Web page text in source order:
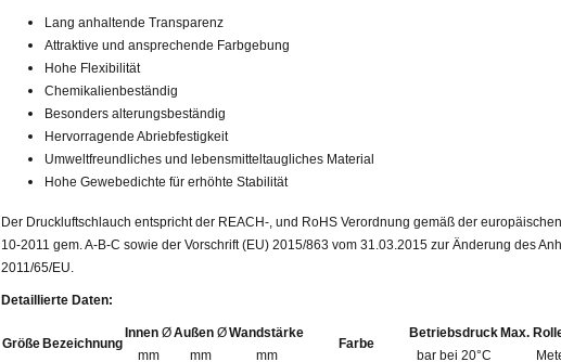
Lang anhaltende Transparenz
Attraktive und ansprechende Farbgebung
Hohe Flexibilität
Chemikalienbeständig
Besonders alterungsbeständig
Hervorragende Abriebfestigkeit
Umweltfreundliches und lebensmitteltaugliches Material
Hohe Gewebedichte für erhöhte Stabilität
Der Druckluftschlauch entspricht der REACH-, und RoHS Verordnung gemäß der
10-2011 gem. A-B-C sowie der Vorschrift (EU) 2015/863 vom 31.03.2015 zur Änderung des
2011/65/EU.
Detaillierte Daten:
Größe Bezeichnung
Innen Ø
mm
Außen Ø
mm
Wandstärke
mm
Farbe
Betriebsdruck
bar bei 20°C
Max.